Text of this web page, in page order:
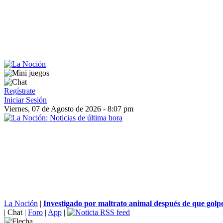
Regístrate
Iniciar Sesión
Viernes, 07 de Agosto de 2026 - 8:07 pm
La Noción | Investigado por maltrato animal después de que
| Chat | Foro | App |